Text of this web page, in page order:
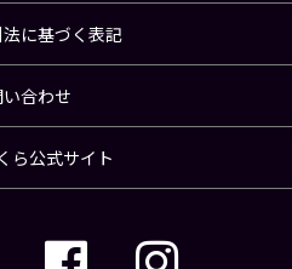
に基づく表記
い合わせ
ら公式サイト